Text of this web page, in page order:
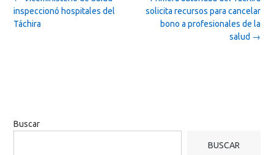
navigation
solicita recursos para cancelar
bono a profesionales de la
salud →
inspeccionó hospitales del
Táchira
Buscar
BUSCAR